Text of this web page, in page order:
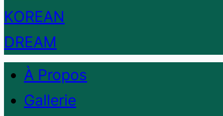
À Propos
Gallerie